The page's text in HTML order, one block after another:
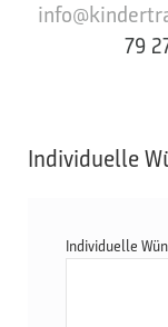
79
Individuelle
Individuelle